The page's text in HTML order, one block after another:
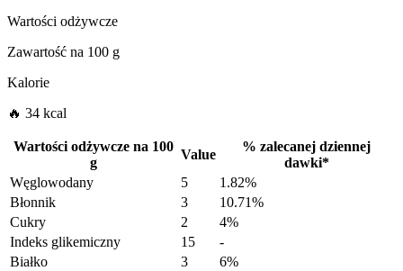
Wartości odżywcze
Zawartość na 100 g
Kalorie
🔥 34 kcal
Wartości odżywcze na 100
g
Value
% zalecanej dziennej
dawki*
Węglowodany
5
1.82%
Błonnik
3
10.71%
Cukry
2
4%
Indeks glikemiczny
15
-
Białko
3
6%